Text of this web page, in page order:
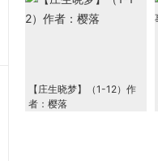
【庄生晓梦】（1-12）作
者：樱落